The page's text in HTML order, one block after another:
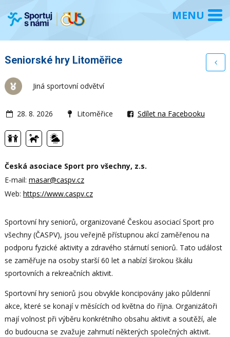
Seniorské hry Litoměřice
Jiná sportovní odvětví
28. 8. 2026 Litoměřice Sdílet na Facebooku
Česká asociace Sport pro všechny, z.s.
E-mail: masar@caspv.cz
Web: https://www.caspv.cz
Sportovní hry seniorů, organizované Českou asociací Sport pro
všechny (ČASPV), jsou veřejně přístupnou akcí zaměřenou na
podporu fyzické aktivity a zdravého stárnutí seniorů. Tato událost
se zaměřuje na osoby starší 60 let a nabízí širokou škálu
sportovních a rekreačních aktivit.
Sportovní hry seniorů jsou obvykle koncipovány jako půldenní
akce, které se konají v měsících od května do října. Organizátoři
mají volnost při výběru konkrétního obsahu aktivit a soutěží, ale
do budoucna se zvažuje zahrnutí některých společných aktivit.